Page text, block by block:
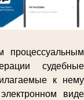
процессуальным
судебные
к нему
виде